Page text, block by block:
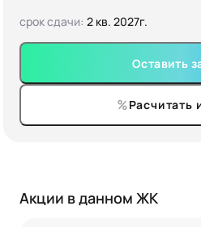
срок сдачи: 2 кв. 2027г.
Оставить
Расчитать
Акции в данном ЖК